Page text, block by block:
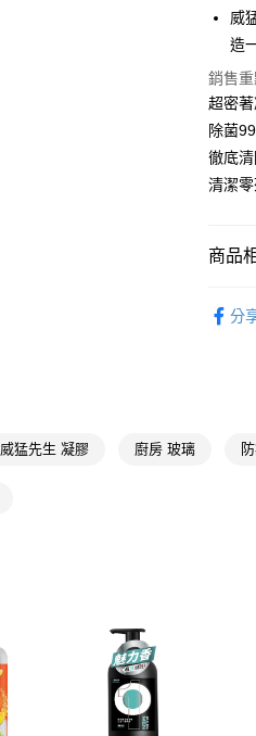
Apple
街口
悠遊付
相關說
便利
３．
／
１．
交易
求債
２．
３．
運送
每筆
每筆
付款
每筆
威
造
銷售
超密
除菌
徹底
清潔
商品
分
威猛先生 凝膠 廚房 玻璃